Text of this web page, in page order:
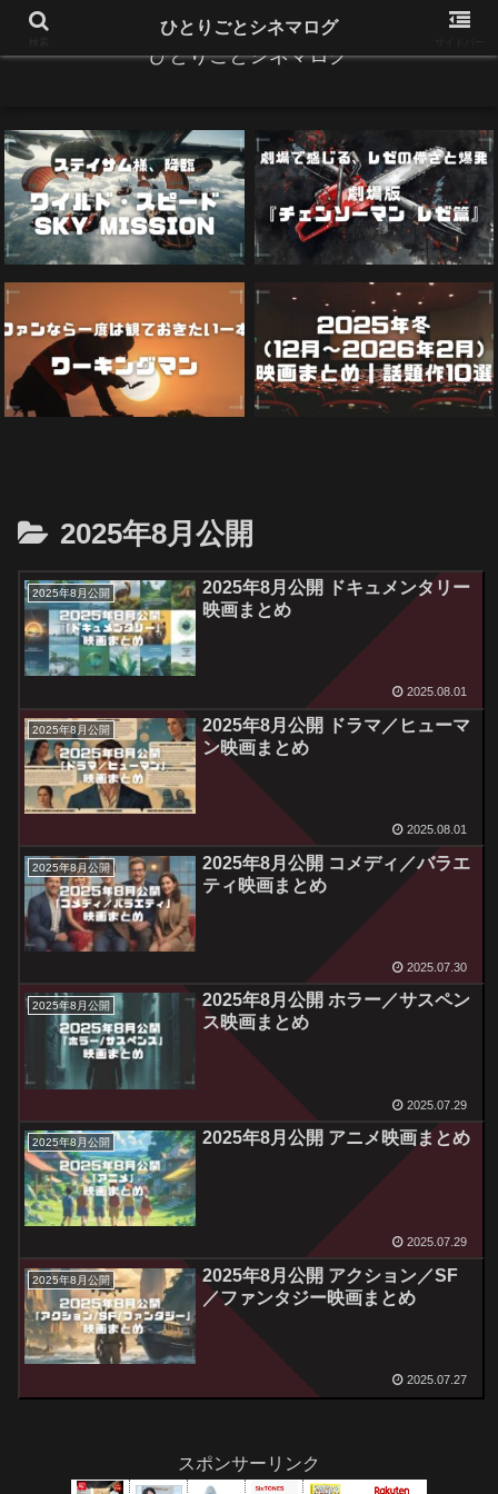
ひとりごとシネマログ
2025年8月公開
2025年8月公開
2025年8月公開 ドキュメンタリー
映画まとめ
2025.08.01
2025年8月公開
2025年8月公開 ドラマ／ヒューマ
ン映画まとめ
2025.08.01
2025年8月公開
2025年8月公開 コメディ／バラエ
ティ映画まとめ
2025.07.30
2025年8月公開
2025年8月公開 ホラー／サスペン
ス映画まとめ
2025.07.29
2025年8月公開 2025年8月公開 アニメ映画まとめ
2025.07.29
2025年8月公開
2025年8月公開 アクション／SF
／ファンタジー映画まとめ
2025.07.27
スポンサーリンク
ひとりごとシネマログ